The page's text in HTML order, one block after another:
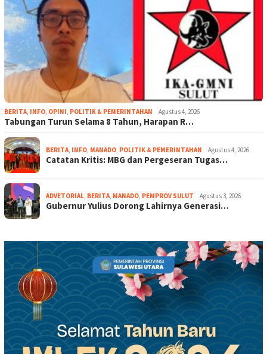
BERITA INFO OPINI POLITIK & PEMERINTAHAN Agustus 4, 2026
Tabungan Turun Selama 8 Tahun, Harapan R…
BERITA INFO MANADO POLITIK & PEMERINTAHAN Agustus 4, 2026
Catatan Kritis: MBG dan Pergeseran Tugas…
ADVETORIAL BERITA MANADO PEMPROV SULUT Agustus 3, 2026
Gubernur Yulius Dorong Lahirnya Generasi…